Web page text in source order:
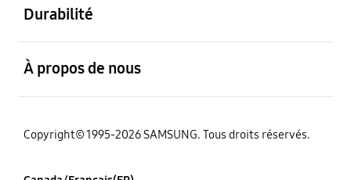
Durabilité
À propos de nous
Copyright© 1995-2026 SAMSUNG. Tous droits réservés.